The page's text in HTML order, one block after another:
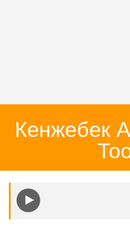
Кенжебек